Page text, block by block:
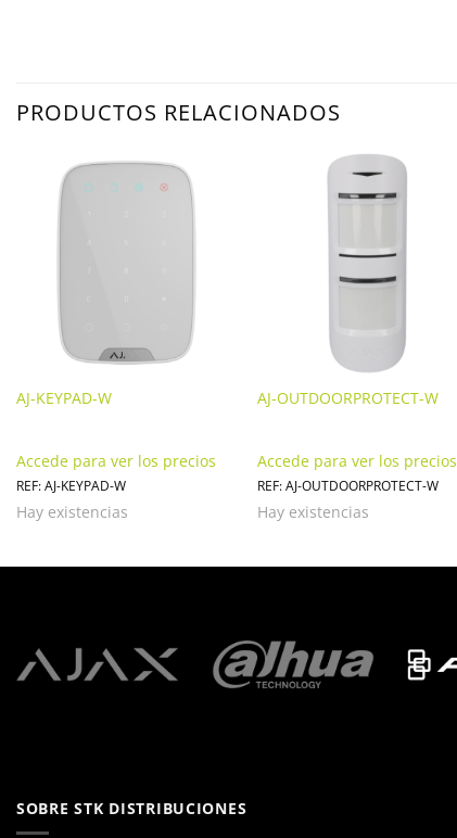
PRODUCTOS RELACIONADOS
AJ-KEYPAD-W
Accede para ver los precios
REF: AJ-KEYPAD-W
Hay existencias
AJ-OUTDOORPROTECT-W
Accede para ver los precios
REF: AJ-OUTDOORPROTECT-W
Hay existencias
SOBRE STK DISTRIBUCIONES